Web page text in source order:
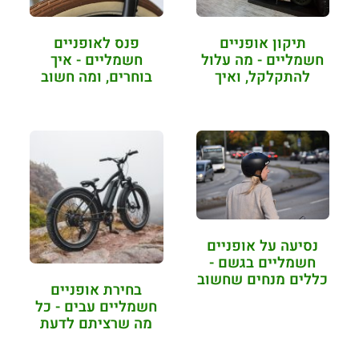
תיקון אופניים
חשמליים - מה עלול
להתקלקל, ואיך
פנס לאופניים
חשמליים - איך
בוחרים, ומה חשוב
נסיעה על אופניים
חשמליים בגשם -
כללים מנחים שחשוב בחירת אופניים
חשמליים עבים - כל
מה שרציתם לדעת